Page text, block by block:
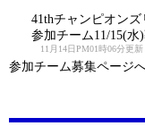
41thチャンピオン
参加チーム11/15(水
11月14日PM01時06分更新
参加チーム募集ページ